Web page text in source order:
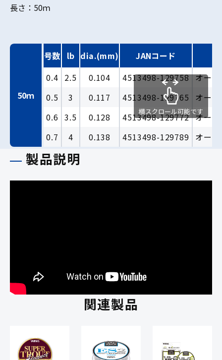
長さ：50ｍ
50ｍ
号数 lb dia.(mm) JANコード
0.4 2.5 0.104 4513498-129758 オー
0.5
3 0.117 4513498-129765
オー
0.6 3.5 0.128 4513498-129772 オー
0.7
4 0.138 4513498-129789 オー
横スクロール可能です
製品説明
関連製品